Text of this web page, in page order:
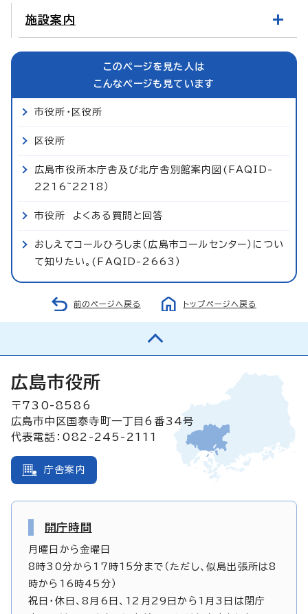
施設案内
このページを見た人は
こんなページも見ています
市役所・区役所
区役所
広島市役所本庁舎及び北庁舎別館案内図(FAQID-
2216~2218）
市役所 よくある質問と回答
おしえてコールひろしま（広島市コールセンター）につい
て知りたい。(FAQID-2663）
前のページへ戻る トップページへ戻る
広島市役所
〒730-8586
広島市中区国泰寺町一丁目6番34号
代表電話：082-245-2111
庁舎案内
開庁時間
月曜日から金曜日
8時30分から17時15分まで（ただし、似島出張所は8
時から16時45分）
祝日・休日、8月6日、12月29日から1月3日は閉庁